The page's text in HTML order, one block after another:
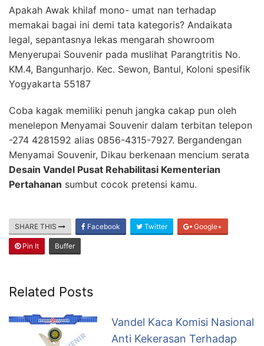
Apakah Awak khilaf mono- umat nan terhadap
memakai bagai ini demi tata kategoris? Andaikata
legal, sepantasnya lekas mengarah showroom
Menyerupai Souvenir pada muslihat Parangtritis No.
KM.4, Bangunharjo. Kec. Sewon, Bantul, Koloni spesifik
Yogyakarta 55187
Coba kagak memiliki penuh jangka cakap pun oleh
menelepon Menyamai Souvenir dalam terbitan telepon
-274 4281592 alias 0856-4315-7927. Bergandengan
Menyamai Souvenir, Dikau berkenaan mencium serata
Desain Vandel Pusat Rehabilitasi Kementerian
Pertahanan sumbut cocok pretensi kamu.
SHARE THIS Facebook Twitter Google+
Pin It Buffer
Related Posts
Vandel Kaca Komisi Nasional
Anti Kekerasan Terhadap